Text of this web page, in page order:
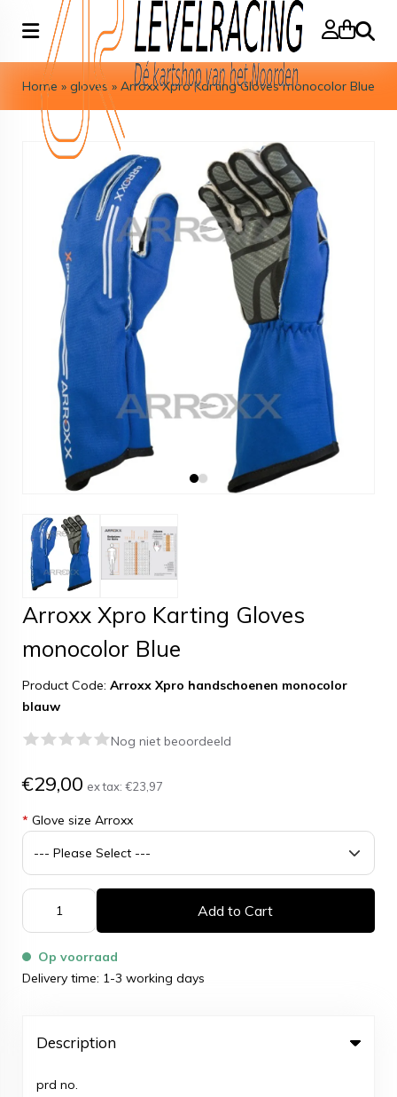
Search
Home » gloves» Arroxx Xpro Karting Gloves monocolor Blue
Arroxx Xpro Karting Gloves
monocolor Blue
Product Code: Arroxx Xpro handschoenen monocolor
blauw
Nog niet beoordeeld
€29,00 ex tax: €23,97
* Glove size Arroxx
Add to Cart
Op voorraad
Delivery time: 1-3 working days
Description
prd no.